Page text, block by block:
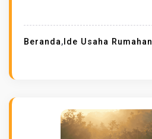
Beranda, Ide Usaha Rumahan